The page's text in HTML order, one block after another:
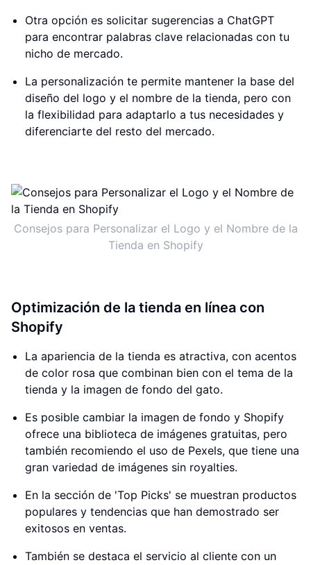
Otra opción es solicitar sugerencias a ChatGPT
para encontrar palabras clave relacionadas con tu
nicho de mercado.
La personalización te permite mantener la base del
diseño del logo y el nombre de la tienda, pero con
la flexibilidad para adaptarlo a tus necesidades y
diferenciarte del resto del mercado.
Consejos para Personalizar el Logo y el Nombre de la
Tienda en Shopify
Optimización de la tienda en línea con
Shopify
La apariencia de la tienda es atractiva, con acentos
de color rosa que combinan bien con el tema de la
tienda y la imagen de fondo del gato.
Es posible cambiar la imagen de fondo y Shopify
ofrece una biblioteca de imágenes gratuitas, pero
también recomiendo el uso de Pexels, que tiene una
gran variedad de imágenes sin royalties.
En la sección de 'Top Picks' se muestran productos
populares y tendencias que han demostrado ser
exitosos en ventas.
También se destaca el servicio al cliente con un